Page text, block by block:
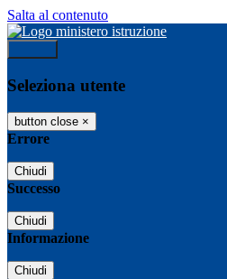
Salta al contenuto
Seleziona utente
button close ×
Errore
Chiudi
Successo
Chiudi
Informazione
Chiudi